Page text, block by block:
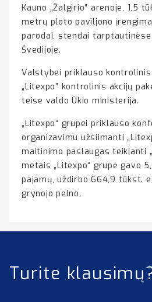
Kauno „Žalgirio“ arenoje, 1,5
metrų ploto paviljono
parodai, stendai tarptautinėse
Švedijoje.
Valstybei priklauso kontrolinis
„Litexpo” kontrolinis akcijų
teise valdo Ūkio ministerija.
„Litexpo“ grupei priklauso
organizavimu užsiimanti
maitinimo paslaugas teikianti
metais „Litexpo“ grupė gavo
pajamų, uždirbo 664,9 tūkst.
grynojo pelno.
Turite